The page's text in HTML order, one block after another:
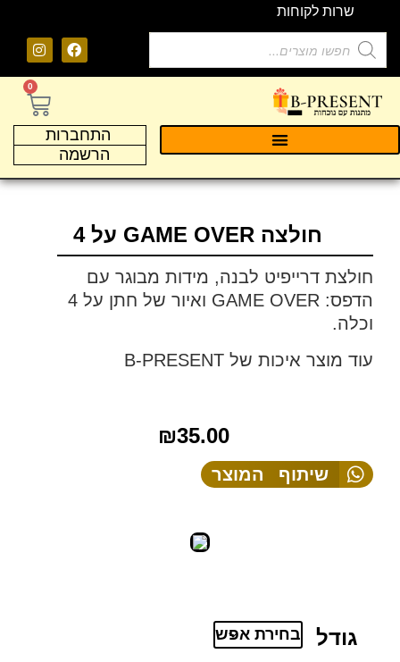
שרות לקוחות
התחברות
הרשמה
0
חולצה GAME OVER על 4
חולצת דרייפיט לבנה, מידות מבוגר עם
הדפס: GAME OVER ואיור של חתן על 4
וכלה.
עוד מוצר איכות של B-PRESENT
₪35.00
שיתוף המוצר
גודל